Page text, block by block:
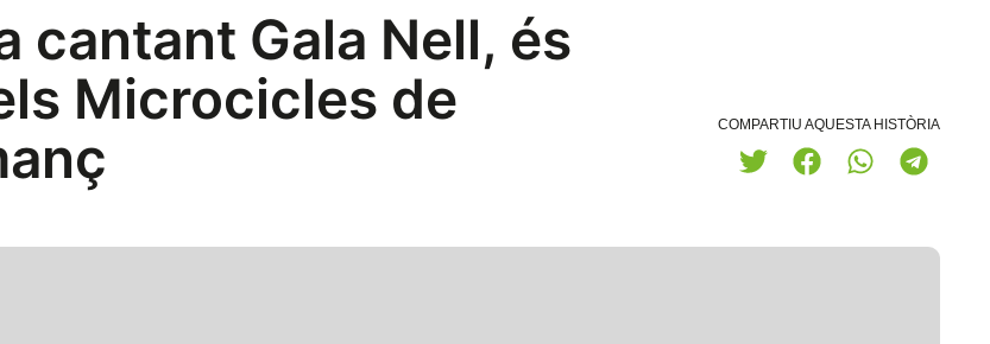
cantant Gala Nell, és
Microcicles de
COMPARTIU AQUESTA HISTÒRIA